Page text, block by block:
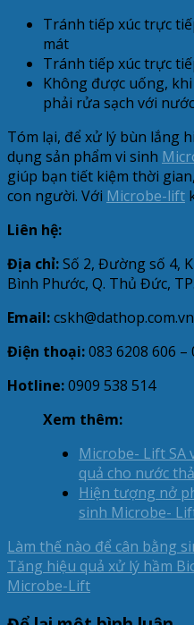
Tránh tiếp xúc trực
mát
Tránh tiếp xúc trực
Không được uống,
phải rửa sạch với
Tóm lại, để xử lý bùn lắng
dụng sản phẩm vi sinh
giúp bạn tiết kiệm thời
con người. Với Microbe-lift
Liên hệ:
Địa chỉ:Số 2, Đường số 4,
Bình Phước, Q. Thủ Đức,
Email:
Điện thoại:083 6208 606 –
Hotline:0909 538 514
Xem thêm:
Microbe- Lift SA
quả cho nước
Hiện tượng nở
sinh Microbe-
Làm thế nào để cân bằng
Tăng hiệu quả xử lý hầm
Microbe-Lift